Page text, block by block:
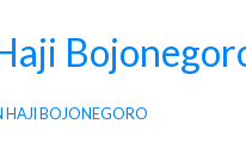
HAJI BOJONEGORO